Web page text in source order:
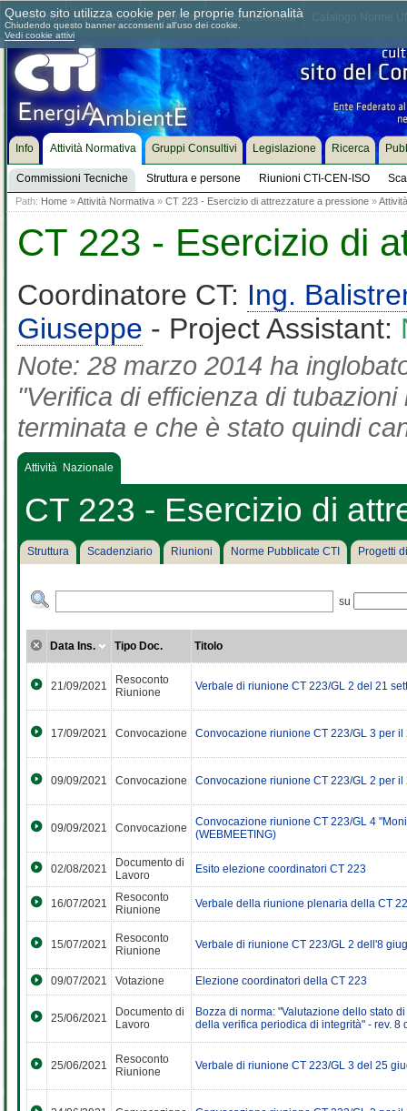
Chi siamo Dove siamo Contattaci Come associarsi
Info Attività Normativa
Commissioni Tecniche Struttura e persone Riunioni CTI-CEN-ISO
Gruppi Consultivi Legislazione Ricerca
Path: Home »Attività Normativa » CT 223 - Esercizio di attrezzature a pressione »
CT 223 - Esercizio di
Coordinatore CT: Ing.
Giuseppe - Project Assistant:
Note: 28 marzo 2014 ha
"Verifica di efficienza di
terminata e che è stato quindi
Attività Nazionale
CT 223 - Esercizio di
Struttura Scadenziario Riunioni Norme Pubblicate CTI Progetti
su
Data Ins. Tipo Doc. Titolo
21/09/2021
Resoconto
Riunione
Verbale di riunione CT 223/GL 2 del 21
17/09/2021 Convocazione Convocazione riunione CT 223/GL 3 per
09/09/2021 Convocazione Convocazione riunione CT 223/GL 2 per
09/09/2021 Convocazione
Convocazione riunione CT 223/GL 4
(WEBMEETING)
02/08/2021
Documento di
Lavoro
Esito elezione coordinatori CT 223
16/07/2021
Resoconto
Riunione
Verbale della riunione plenaria della CT
15/07/2021
Resoconto
Riunione
Verbale di riunione CT 223/GL 2 dell'8
09/07/2021 Votazione Elezione coordinatori della CT 223
25/06/2021
Documento di
Lavoro
Bozza di norma: "Valutazione dello stato
della verifica periodica di integrità" - rev. 8
25/06/2021
Resoconto
Riunione
Verbale di riunione CT 223/GL 3 del 25
Questo sito utilizza cookie per le proprie funzionalità
Chiudendo questo banner acconsenti all'uso dei cookie.
Vedi cookie attivi